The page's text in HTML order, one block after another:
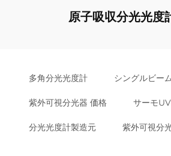
原子吸収分光光度
多角分光光度計 シングルビー
紫外可視分光器 価格 サーモ
分光光度計製造元 紫外可視分